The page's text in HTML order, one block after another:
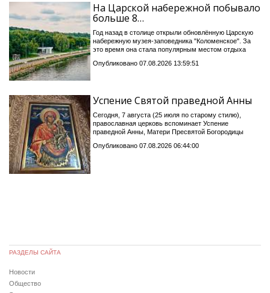
На Царской набережной побывало
больше 8…
Год назад в столице открыли обновлённую Царскую
набережную музея-заповедника "Коломенское". За
это время она стала популярным местом отдыха
Опубликовано 07.08.2026 13:59:51
Успение Святой праведной Анны
Сегодня, 7 августа (25 июля по старому стилю),
православная церковь вспоминает Успение
праведной Анны, Матери Пресвятой Богородицы
Опубликовано 07.08.2026 06:44:00
РАЗДЕЛЫ САЙТА
Новости
Общество